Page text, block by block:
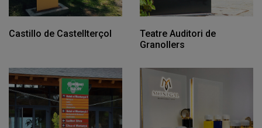
Castillo de Castellterçol
Teatre Auditori de
Granollers